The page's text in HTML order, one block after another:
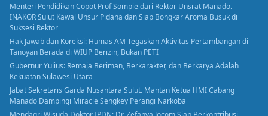
Menteri Pendidikan Copot Prof Sompie dari Rektor Unsrat Manado.
INAKOR Sulut Kawal Unsur Pidana dan Siap Bongkar Aroma Busuk di
Suksesi Rektor
Hak Jawab dan Koreksi: Humas AM Tegaskan Aktivitas Pertambangan di
Tanoyan Berada di WIUP Berizin, Bukan PETI
Gubernur Yulius: Remaja Beriman, Berkarakter, dan Berkarya Adalah
Kekuatan Sulawesi Utara
Jabat Sekretaris Garda Nusantara Sulut. Mantan Ketua HMI Cabang
Manado Dampingi Miracle Sengkey Perangi Narkoba